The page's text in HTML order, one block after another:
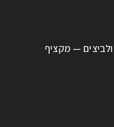
— מקציף